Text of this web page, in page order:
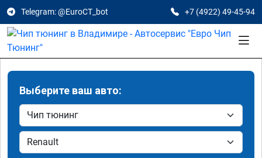
Telegram: @EuroCT_bot +7 (4922) 49-45-94
Выберите ваш авто: